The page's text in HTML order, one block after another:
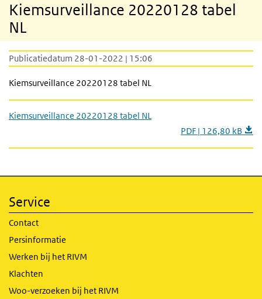
Kiemsurveillance 20220128 tabel
NL
Publicatiedatum 28-01-2022 | 15:06
Kiemsurveillance 20220128 tabel NL
Kiemsurveillance 20220128 tabel NL
PDF | 126,80 kB
Service
Contact
Persinformatie
Werken bij het RIVM
Klachten
Woo-verzoeken bij het RIVM